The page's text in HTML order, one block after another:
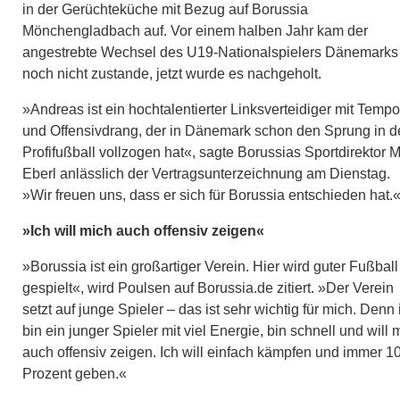
in der Gerüchteküche mit Bezug auf Borussia
Mönchengladbach auf. Vor einem halben Jahr kam der
angestrebte Wechsel des U19-Nationalspielers Dänemarks
noch nicht zustande, jetzt wurde es nachgeholt.
»Andreas ist ein hochtalentierter Linksverteidiger mit Tempo
und Offensivdrang, der in Dänemark schon den Sprung in
Profifußball vollzogen hat«, sagte Borussias Sportdirektor
Eberl anlässlich der Vertragsunterzeichnung am Dienstag.
»Wir freuen uns, dass er sich für Borussia entschieden hat.«
»Ich will mich auch offensiv zeigen«
»Borussia ist ein großartiger Verein. Hier wird guter Fußball
gespielt«, wird Poulsen auf Borussia.de zitiert. »Der Verein
setzt auf junge Spieler – das ist sehr wichtig für mich. Denn
bin ein junger Spieler mit viel Energie, bin schnell und will
auch offensiv zeigen. Ich will einfach kämpfen und immer
Prozent geben.«